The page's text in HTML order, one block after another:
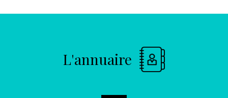
L'annuaire